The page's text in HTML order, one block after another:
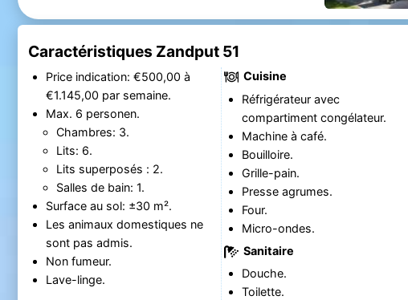
Caractéristiques Zandput 51
Price indication: €500,00 à
€1.145,00 par semaine.
Max. 6 personen.
Chambres: 3.
Lits: 6.
Lits superposés : 2.
Salles de bain: 1.
Surface au sol: ±30 m².
Les animaux domestiques ne
sont pas admis.
Non fumeur.
Lave-linge.
Cuisine
Réfrigérateur avec
compartiment congélateur.
Machine à café.
Bouilloire.
Grille-pain.
Presse agrumes.
Four.
Micro-ondes.
Sanitaire
Douche.
Toilette.